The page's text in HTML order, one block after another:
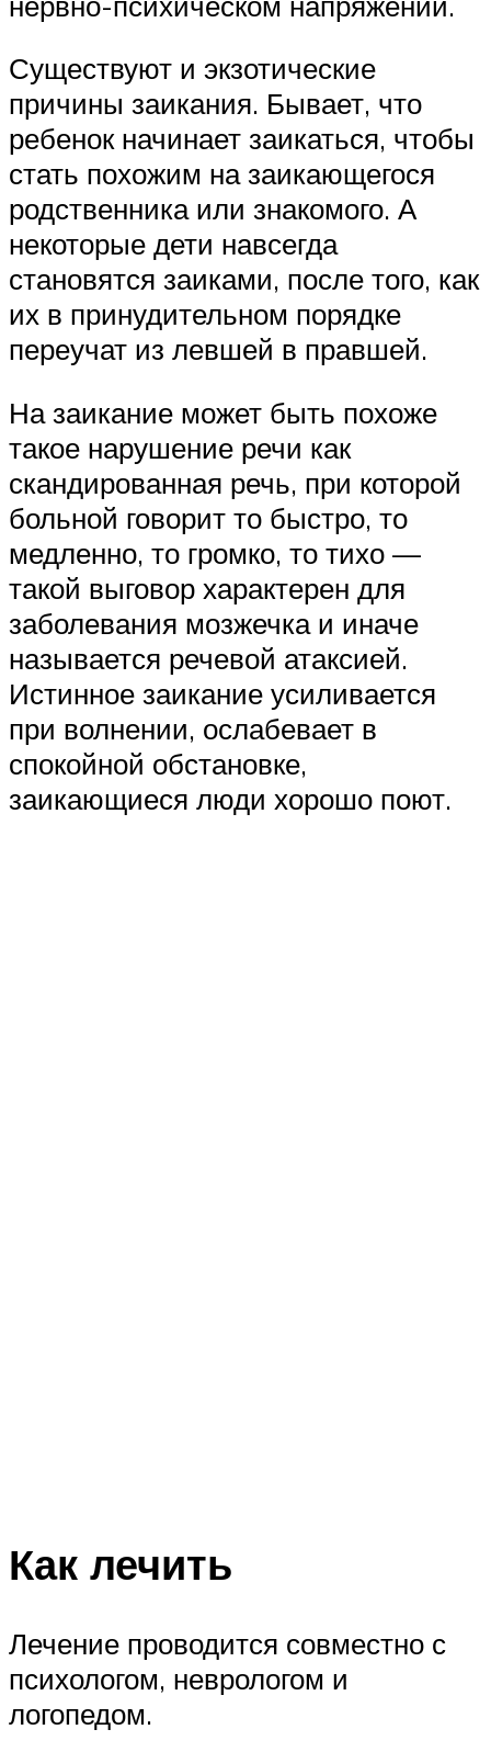
Существуют и экзотические
причины заикания. Бывает, что
ребенок начинает заикаться, чтобы
стать похожим на заикающегося
родственника или знакомого. А
некоторые дети навсегда
становятся заиками, после того, как
их в принудительном порядке
переучат из левшей в правшей.
На заикание может быть похоже
такое нарушение речи как
скандированная речь, при которой
больной говорит то быстро, то
медленно, то громко, то тихо —
такой выговор характерен для
заболевания мозжечка и иначе
называется речевой атаксией.
Истинное заикание усиливается
при волнении, ослабевает в
спокойной обстановке,
заикающиеся люди хорошо поют.
Как лечить
Лечение проводится совместно с
психологом, неврологом и
логопедом.